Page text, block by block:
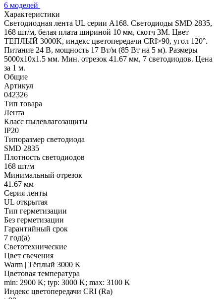
6 моделей
Характеристики
Светодиодная лента UL серии A168. Светодиоды SMD 2835,
168 шт/м, белая плата шириной 10 мм, скотч 3M. Цвет
ТЕПЛЫЙ 3000K, индекс цветопередачи CRI>90, угол 120°.
Питание 24 В, мощность 17 Вт/м (85 Вт на 5 м). Размеры
5000x10x1.5 мм. Мин. отрезок 41.67 мм, 7 светодиодов. Цена
за 1 м.
Общие
Артикул
042326
Тип товара
Лента
Класс пылевлагозащиты
IP20
Типоразмер светодиода
SMD 2835
Плотность светодиодов
168 шт/м
Минимальный отрезок
41.67 мм
Серия ленты
UL открытая
Тип герметизации
Без герметизации
Гарантийный срок
7 год(а)
Светотехнические
Цвет свечения
Warm | Тёплый 3000 K
Цветовая температура
min: 2900 K; typ: 3000 K; max: 3100 K
Индекс цветопередачи CRI (Ra)